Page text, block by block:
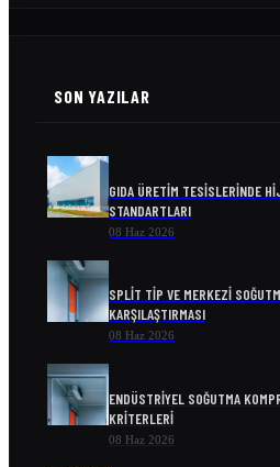
SON YAZILAR
GIDA ÜRETIM TESISLERINDE
STANDARTLARI
08 Haz 2026
SPLIT TIP VE MERKEZI
KARŞILAŞTIRMASI
08 Haz 2026
ENDÜSTRIYEL SOĞUTMA
KRITERLERI
08 Haz 2026